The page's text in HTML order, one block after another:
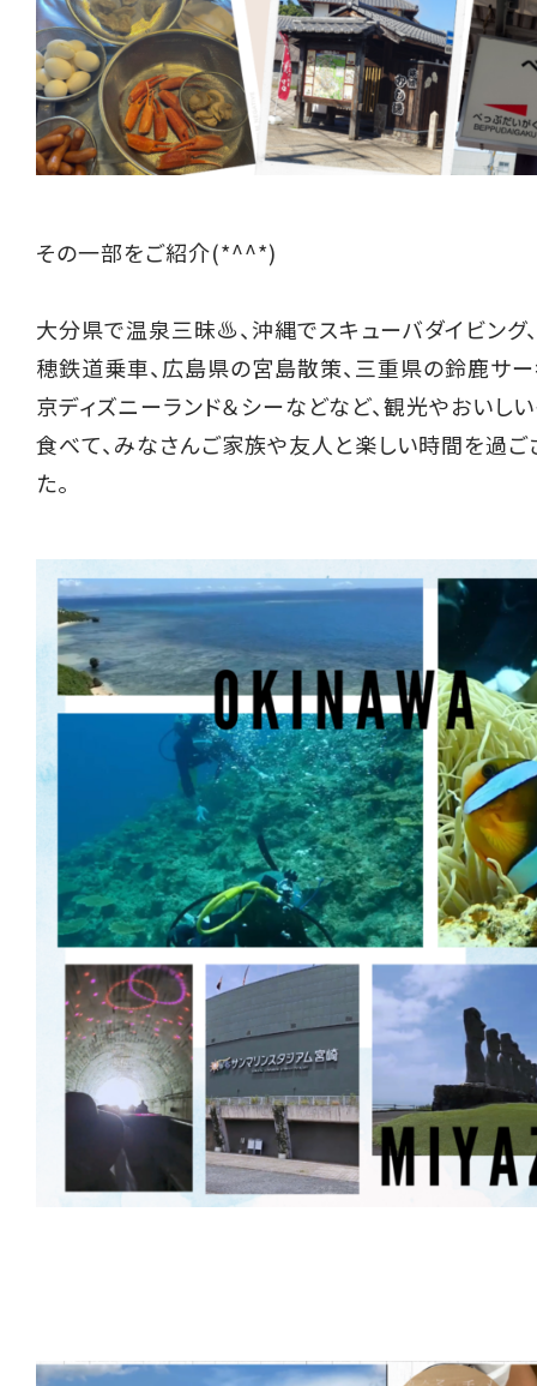
その一部をご紹介(*^^*)
大分県で温泉三昧♨、沖縄でスキューバダイビング
穂鉄道乗車、広島県の宮島散策、三重県の鈴鹿サー
京ディズニーランド＆シーなどなど、観光やおいし
食べて、みなさんご家族や友人と楽しい時間を過ご
た。